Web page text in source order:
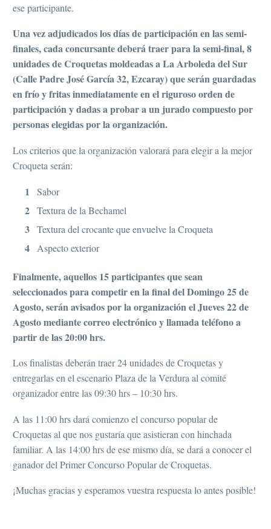
ese participante.
Una vez adjudicados los días de participación en las semi-
finales, cada concursante deberá traer para la semi-final, 8
unidades de Croquetas moldeadas a La Arboleda del Sur
(Calle Padre José García 32, Ezcaray) que serán guardadas
en frío y fritas inmediatamente en el riguroso orden de
participación y dadas a probar a un jurado compuesto por
personas elegidas por la organización.
Los criterios que la organización valorará para elegir a la mejor
Croqueta serán:
Sabor
Textura de la Bechamel
Textura del crocante que envuelve la Croqueta
Aspecto exterior
Finalmente, aquellos 15 participantes que sean
seleccionados para competir en la final del Domingo 25 de
Agosto, serán avisados por la organización el Jueves 22 de
Agosto mediante correo electrónico y llamada teléfono a
partir de las 20:00 hrs.
Los finalistas deberán traer 24 unidades de Croquetas y
entregarlas en el escenario Plaza de la Verdura al comité
organizador entre las 09:30 hrs – 10:30 hrs.
A las 11:00 hrs dará comienzo el concurso popular de
Croquetas al que nos gustaría que asistieran con hinchada
familiar. A las 14:00 hrs de ese mismo día, se dará a conocer el
ganador del Primer Concurso Popular de Croquetas.
¡Muchas gracias y esperamos vuestra respuesta lo antes posible!